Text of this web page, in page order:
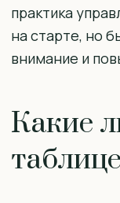
практика
на старте, но
внимание и
Какие